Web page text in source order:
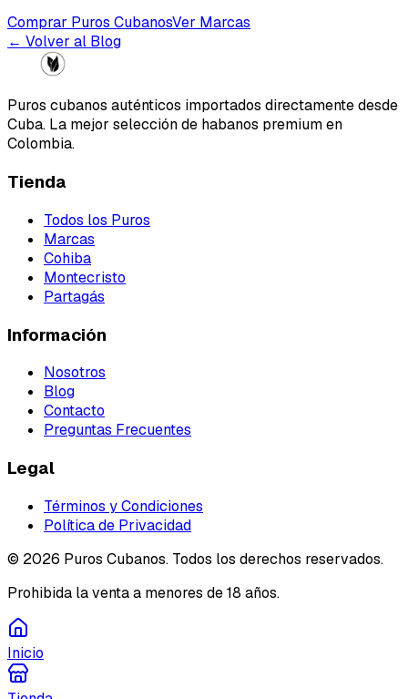
Comprar Puros CubanosVer Marcas
← Volver al Blog
Puros cubanos auténticos importados directamente desde
Cuba. La mejor selección de habanos premium en
Colombia.
Tienda
Todos los Puros
Marcas
Cohiba
Montecristo
Partagás
Información
Nosotros
Blog
Contacto
Preguntas Frecuentes
Legal
Términos y Condiciones
Política de Privacidad
© 2026 Puros Cubanos. Todos los derechos reservados.
Prohibida la venta a menores de 18 años.
Inicio